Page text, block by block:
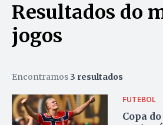
Resultados do
jogos
Encontramos 3 resultados
FUTEBOL
Copa